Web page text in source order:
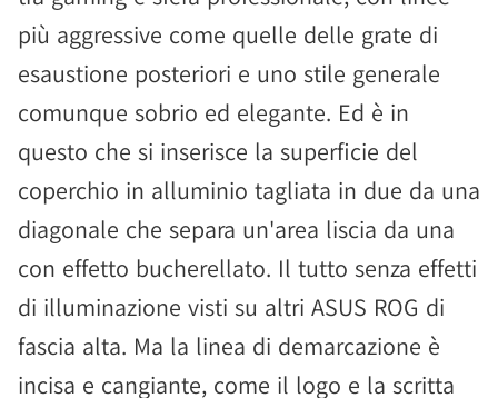
più aggressive come quelle delle grate di
esaustione posteriori e uno stile generale
comunque sobrio ed elegante. Ed è in
questo che si inserisce la superficie del
coperchio in alluminio tagliata in due da una
diagonale che separa un'area liscia da una
con effetto bucherellato. Il tutto senza effetti
di illuminazione visti su altri ASUS ROG di
fascia alta. Ma la linea di demarcazione è
incisa e cangiante, come il logo e la scritta